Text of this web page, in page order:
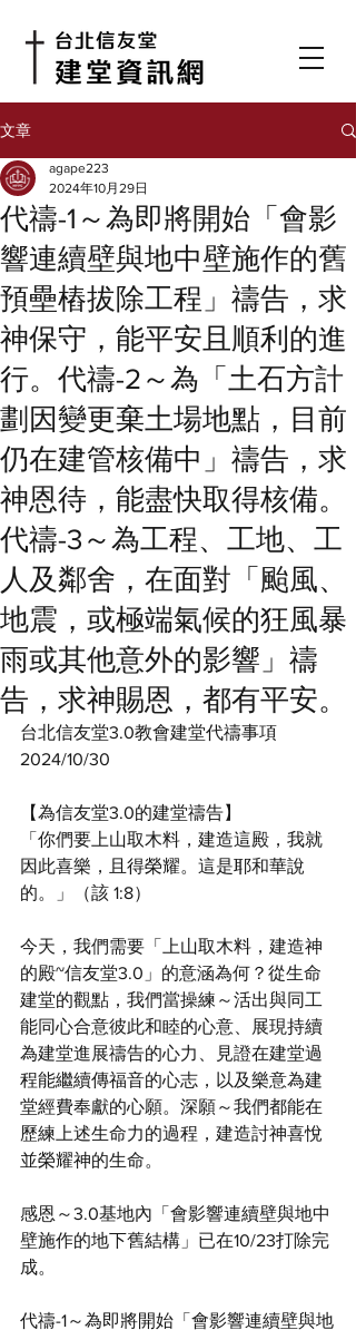
文章
代禱-1～為即將開始「會影
響連續壁與地中壁施作的舊
預壘樁拔除工程」禱告，求
神保守，能平安且順利的進
行。代禱-2～為「土石方計
劃因變更棄土場地點，目前
仍在建管核備中」禱告，求
神恩待，能盡快取得核備。
代禱-3～為工程、工地、工
人及鄰舍，在面對「颱風、
地震，或極端氣候的狂風暴
雨或其他意外的影響」禱
告，求神賜恩，都有平安。
agape223
2024年10月29日
台北信友堂3.0教會建堂代禱事項
2024/10/30
【為信友堂3.0的建堂禱告】
「你們要上山取木料，建造這殿，我就
因此喜樂，且得榮耀。這是耶和華說
的。」（該 1:8）
今天，我們需要「上山取木料，建造神
的殿~信友堂3.0」的意涵為何？從生命
建堂的觀點，我們當操練～活出與同工
能同心合意彼此和睦的心意、展現持續
為建堂進展禱告的心力、見證在建堂過
程能繼續傳福音的心志，以及樂意為建
堂經費奉獻的心願。深願～我們都能在
歷練上述生命力的過程，建造討神喜悅
並榮耀神的生命。
感恩～3.0基地內「會影響連續壁與地中
壁施作的地下舊結構」已在10/23打除完
成。
代禱-1～為即將開始「會影響連續壁與地